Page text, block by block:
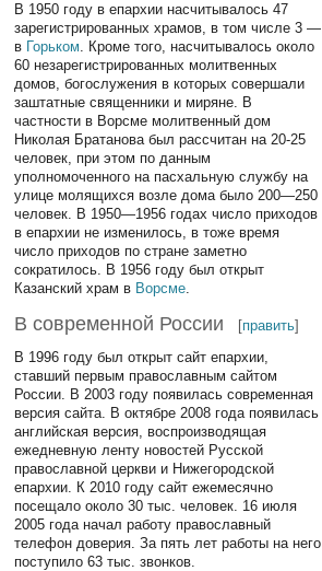
В 1950 году в епархии насчитывалось 47
зарегистрированных храмов, в том числе 3 —
в Горьком. Кроме того, насчитывалось около
60 незарегистрированных молитвенных
домов, богослужения в которых совершали
заштатные священники и миряне. В
частности в Ворсме молитвенный дом
Николая Братанова был рассчитан на 20-25
человек, при этом по данным
уполномоченного на пасхальную службу на
улице молящихся возле дома было 200—250
человек. В 1950—1956 годах число приходов
в епархии не изменилось, в тоже время
число приходов по стране заметно
сократилось. В 1956 году был открыт
Казанский храм в Ворсме.
В современной России [править]
В 1996 году был открыт сайт епархии,
ставший первым православным сайтом
России. В 2003 году появилась современная
версия сайта. В октябре 2008 года появилась
английская версия, воспроизводящая
ежедневную ленту новостей Русской
православной церкви и Нижегородской
епархии. К 2010 году сайт ежемесячно
посещало около 30 тыс. человек. 16 июля
2005 года начал работу православный
телефон доверия. За пять лет работы на него
поступило 63 тыс. звонков.